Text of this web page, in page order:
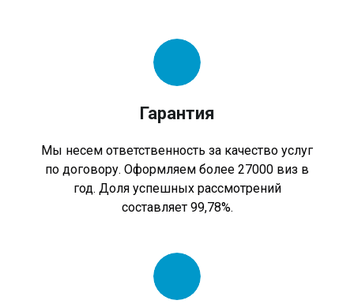
Гарантия
Мы несем ответственность за качество услуг
по договору. Оформляем более 27000 виз в
год. Доля успешных рассмотрений
составляет 99,78%.